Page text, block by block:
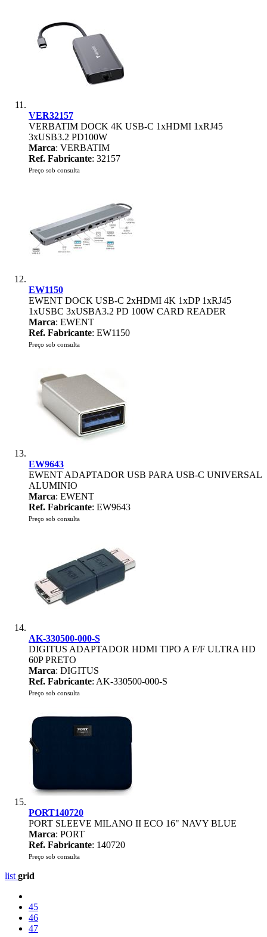
VER32157
VERBATIM DOCK 4K USB-C 1xHDMI 1xRJ45
3xUSB3.2 PD100W
Marca: VERBATIM
Ref. Fabricante: 32157
Preço sob consulta
EW1150
EWENT DOCK USB-C 2xHDMI 4K 1xDP 1xRJ45
1xUSBC 3xUSBA3.2 PD 100W CARD READER
Marca: EWENT
Ref. Fabricante: EW1150
Preço sob consulta
EW9643
EWENT ADAPTADOR USB PARA USB-C UNIVERSAL
ALUMINIO
Marca: EWENT
Ref. Fabricante: EW9643
Preço sob consulta
AK-330500-000-S
DIGITUS ADAPTADOR HDMI TIPO A F/F ULTRA HD
60P PRETO
Marca: DIGITUS
Ref. Fabricante: AK-330500-000-S
Preço sob consulta
PORT140720
PORT SLEEVE MILANO II ECO 16" NAVY BLUE
Marca: PORT
Ref. Fabricante: 140720
Preço sob consulta
list grid
45
46
47